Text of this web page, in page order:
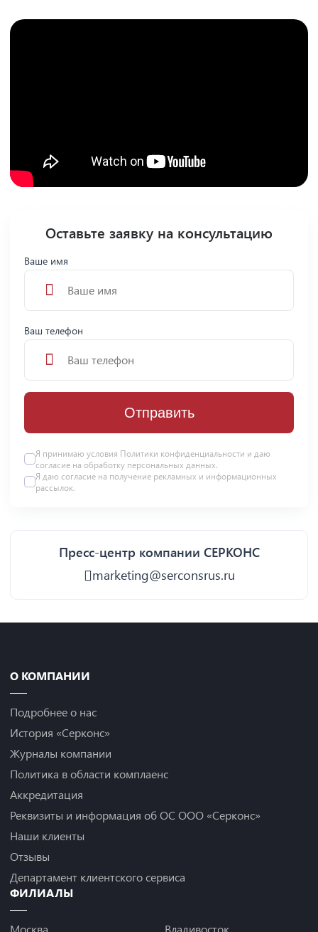
Оставьте заявку на консультацию
Ваше имя
Ваш телефон
Отправить
Я принимаю условия Политики конфиденциальности и даю
согласие на обработку персональных данных.
Я даю согласие на получение рекламных и информационных
рассылок.
Пресс-центр компании СЕРКОНС
marketing@serconsrus.ru
О КОМПАНИИ
Подробнее о нас
История «Серконс»
Журналы компании
Политика в области комплаенс
Аккредитация
Реквизиты и информация об ОС ООО «Серконс»
Наши клиенты
Отзывы
Департамент клиентского сервиса
ФИЛИАЛЫ
Москва
Владивосток